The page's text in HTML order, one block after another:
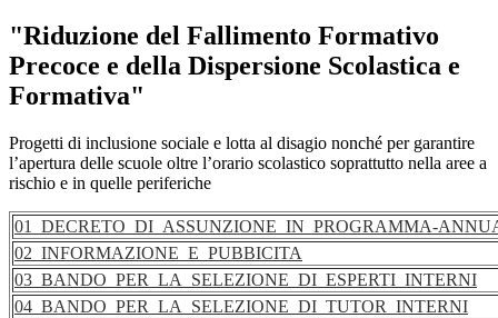
"Riduzione del Fallimento Formativo
Precoce e della Dispersione Scolastica e
Formativa"
Progetti di inclusione sociale e lotta al disagio nonché per garantire
l’apertura delle scuole oltre l’orario scolastico soprattutto nella aree a
rischio e in quelle periferiche
01_DECRETO_DI_ASSUNZIONE_IN_PROGRAMMA-
02_INFORMAZIONE_E_PUBBICITA
03_BANDO_PER_LA_SELEZIONE_DI_ESPERTI_INTERNI
04_BANDO_PER_LA_SELEZIONE_DI_TUTOR_INTERNI